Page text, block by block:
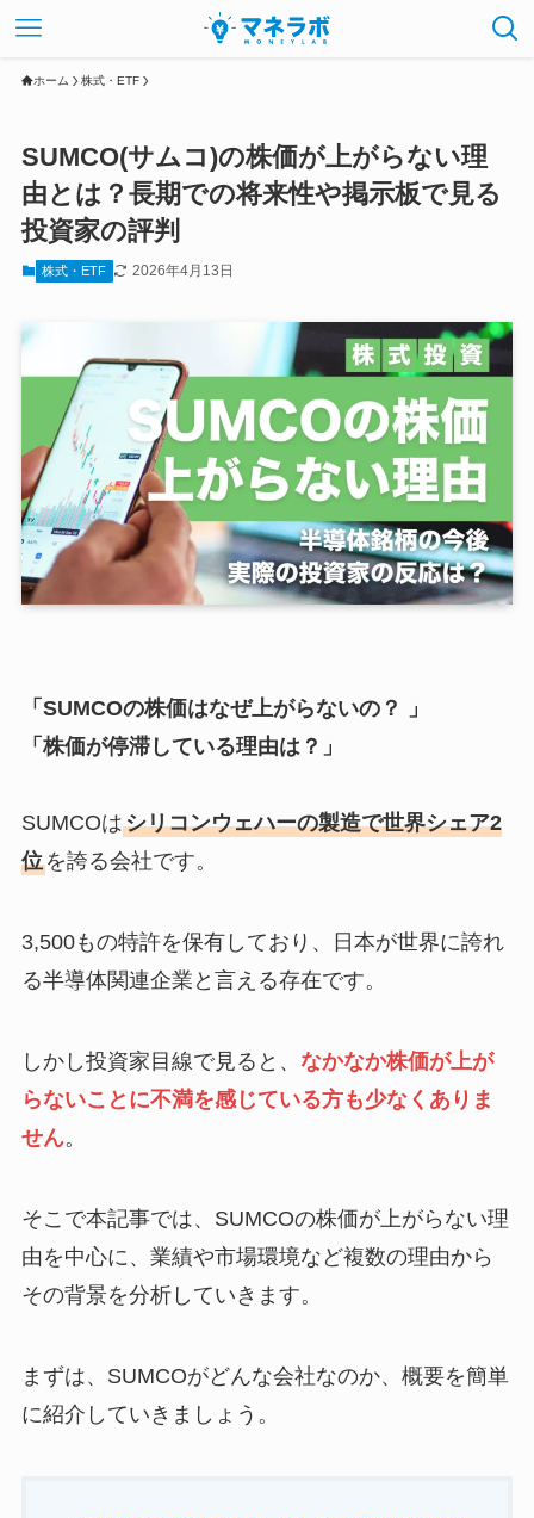
ホーム 株式・ETF
SUMCO(サムコ)の株価が上がらない理
由とは？長期での将来性や掲示板で見る
投資家の評判
株式・ETF 2026年4月13日
「SUMCOの株価はなぜ上がらないの？ 」
「株価が停滞している理由は？」
SUMCOはシリコンウェハーの製造で世界シェア2
位を誇る会社です。
3,500もの特許を保有しており、日本が世界に誇れ
る半導体関連企業と言える存在です。
しかし投資家目線で見ると、 なかなか株価が上が
らないことに不満を感じている方も少なくありま
せん。
そこで本記事では、SUMCOの株価が上がらない理
由を中心に、業績や市場環境など複数の理由から
その背景を分析していきます。
まずは、SUMCOがどんな会社なのか、概要を簡単
に紹介していきましょう。